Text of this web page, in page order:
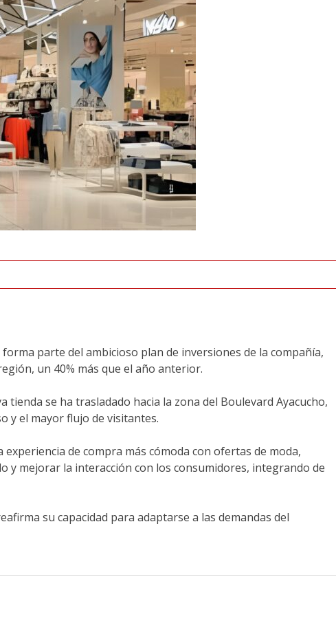
parte del ambicioso plan de inversiones de la compañía,
un 40% más que el año anterior.
se ha trasladado hacia la zona del Boulevard Ayacucho,
y el mayor flujo de visitantes.
de compra más cómoda con ofertas de moda,
mejorar la interacción con los consumidores, integrando de
su capacidad para adaptarse a las demandas del